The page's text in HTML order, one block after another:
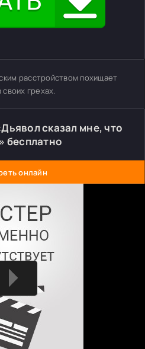
расстройством похищает
грехах.
сказал мне, что
бесплатно
онлайн